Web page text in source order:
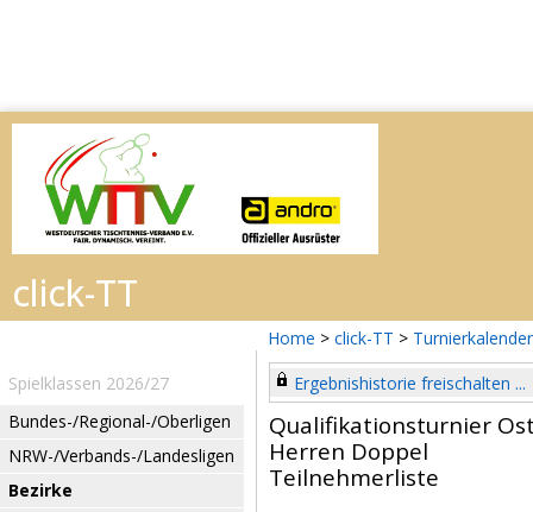
Home > click-TT > Turnierkalender
Spielklassen 2026/27
Bundes-/Regional-/Oberligen
NRW-/Verbands-/Landesligen
Bezirke
Ergebnishistorie freischalten ...
Qualifikationsturnier
Herren Doppel
Teilnehmerliste